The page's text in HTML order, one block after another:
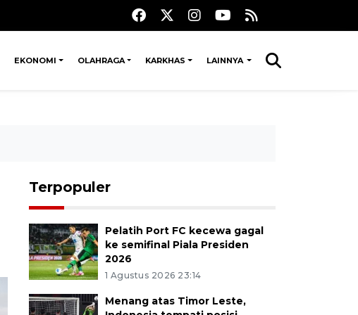
EKONOMI OLAHRAGA KARKHAS LAINNYA
Terpopuler
Pelatih Port FC kecewa gagal
ke semifinal Piala Presiden
2026
1 Agustus 2026 23:14
Menang atas Timor Leste,